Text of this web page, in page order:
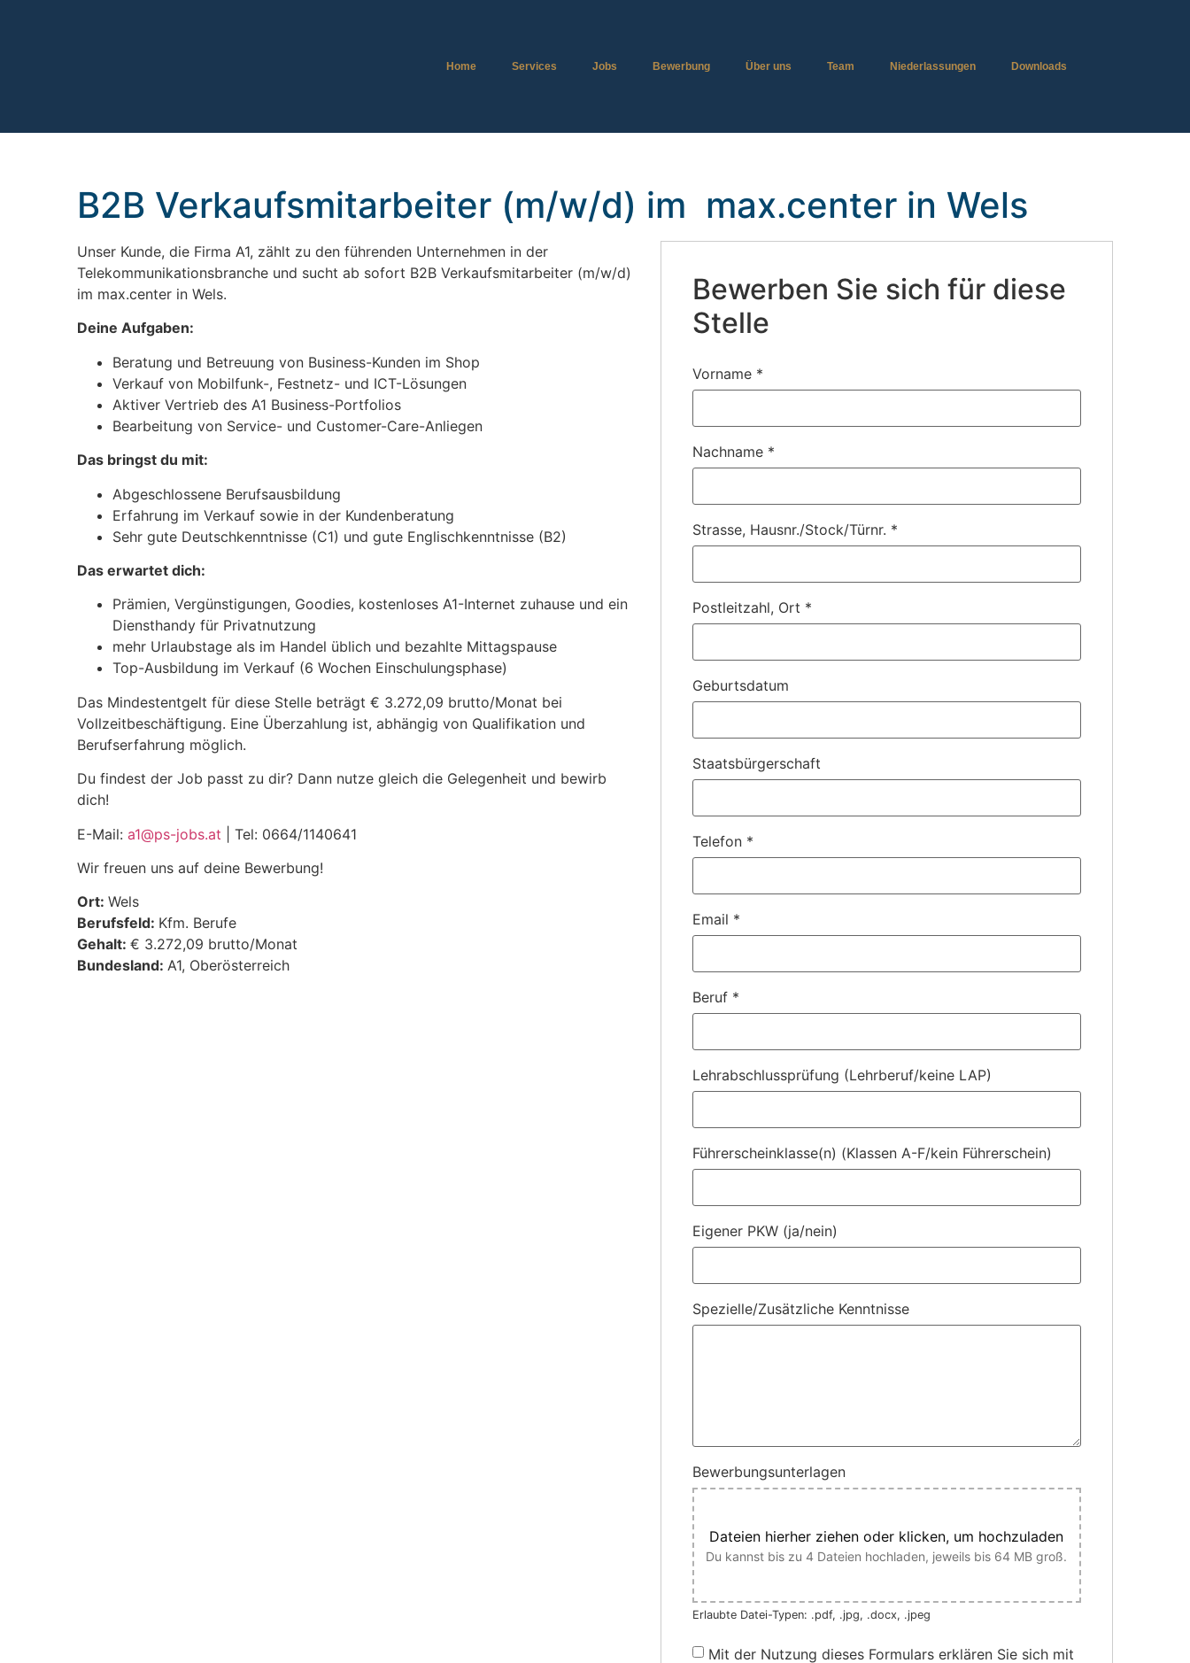
Home Services Jobs Bewerbung Über uns Team Niederlassungen Downloads
B2B Verkaufsmitarbeiter (m/w/d) im max.center in Wels
Unser Kunde, die Firma A1, zählt zu den führenden Unternehmen in der
Telekommunikationsbranche und sucht ab sofort B2B Verkaufsmitarbeiter (m/w/d)
im max.center in Wels.
Deine Aufgaben:
Beratung und Betreuung von Business-Kunden im Shop
Verkauf von Mobilfunk-, Festnetz- und ICT-Lösungen
Aktiver Vertrieb des A1 Business-Portfolios
Bearbeitung von Service- und Customer-Care-Anliegen
Das bringst du mit:
Abgeschlossene Berufsausbildung
Erfahrung im Verkauf sowie in der Kundenberatung
Sehr gute Deutschkenntnisse (C1) und gute Englischkenntnisse (B2)
Das erwartet dich:
Prämien, Vergünstigungen, Goodies, kostenloses A1-Internet zuhause und ein
Diensthandy für Privatnutzung
mehr Urlaubstage als im Handel üblich und bezahlte Mittagspause
Top-Ausbildung im Verkauf (6 Wochen Einschulungsphase)
Das Mindestentgelt für diese Stelle beträgt € 3.272,09 brutto/Monat bei
Vollzeitbeschäftigung. Eine Überzahlung ist, abhängig von Qualifikation und
Berufserfahrung möglich.
Du findest der Job passt zu dir? Dann nutze gleich die Gelegenheit und bewirb
dich!
E-Mail: a1@ps-jobs.at | Tel: 0664/1140641
Wir freuen uns auf deine Bewerbung!
Ort: Wels
Berufsfeld: Kfm. Berufe
Gehalt: € 3.272,09 brutto/Monat
Bundesland: A1 Oberösterreich
Bewerben Sie sich für diese
Stelle
Vorname *
Nachname *
Strasse, Hausnr./Stock/Türnr. *
Postleitzahl, Ort *
Geburtsdatum
Staatsbürgerschaft
Telefon *
Email *
Beruf *
Lehrabschlussprüfung (Lehrberuf/keine LAP)
Führerscheinklasse(n) (Klassen A-F/kein Führerschein)
Eigener PKW (ja/nein)
Spezielle/Zusätzliche Kenntnisse
Bewerbungsunterlagen
Dateien hierher ziehen oder klicken, um hochzuladen
Du kannst bis zu 4 Dateien hochladen, jeweils bis 64 MB groß.
Erlaubte Datei-Typen: .pdf, .jpg, .docx, .jpeg
Mit der Nutzung dieses Formulars erklären Sie sich mit